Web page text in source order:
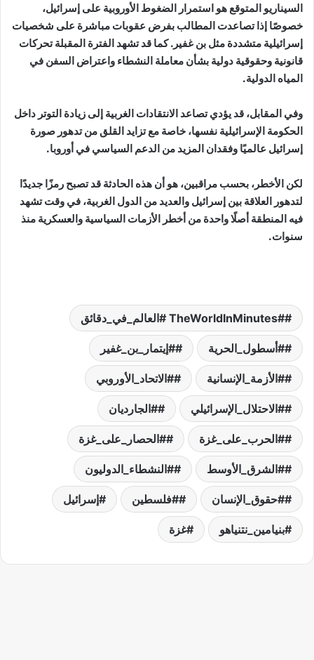
السيناريو المتوقع هو استمرار الضغوط الأوروبية على إسرائيل،
خصوصًا إذا تصاعدت المطالب بفرض عقوبات مباشرة على شخصيات
إسرائيلية متشددة مثل بن غفير. كما قد تشهد الفترة المقبلة تحركات
قانونية وحقوقية دولية بشأن معاملة النشطاء واعتراض السفن في
المياه الدولية.
وفي المقابل، قد يؤدي تصاعد الانتقادات الغربية إلى زيادة التوتر داخل
الحكومة الإسرائيلية نفسها، خاصة مع تزايد القلق من تدهور صورة
إسرائيل عالميًا وفقدان المزيد من الدعم السياسي في أوروبا.
لكن الأخطر، بحسب مراقبين، هو أن هذه الحادثة قد تصبح رمزًا جديدًا
لتدهور العلاقة بين إسرائيل والعديد من الدول الغربية، في وقت تشهد
فيه المنطقة أصلًا واحدة من أخطر الأزمات السياسية والعسكرية منذ
سنوات.
#TheWorldInMinutes #العالم_في_دقائق
#أسطول_الحرية #إيتمار_بن_غفير
#الأزمة_الإنسانية #الاتحاد_الأوروبي
#الاحتلال_الإسرائيلي #الجارديان
#الحرب_على_غزة #الحصار_على_غزة
#الشرق_الأوسط #النشطاء_الدوليون
#حقوق_الإنسان #فلسطين إسرائيل
بنيامين_نتنياهو غزة